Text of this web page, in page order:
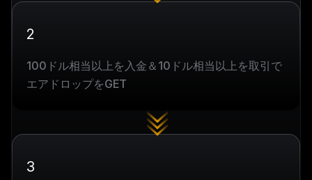
2
100ドル相当以上を入金＆10ドル相当以上を取引で
エアドロップをGET
3